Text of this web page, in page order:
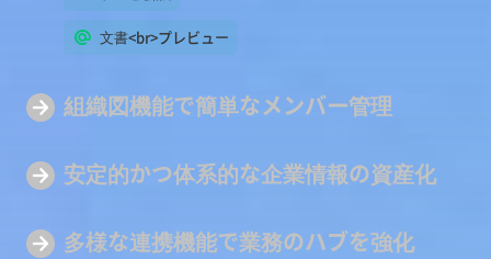
文書<br>プレビュー
組織図機能で簡単なメンバー管理
安定的かつ体系的な企業情報の資産化
多様な連携機能で業務のハブを強化